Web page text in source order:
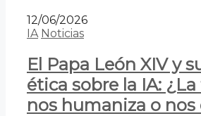
12/06/2026
IA Noticias
El Papa León XIV y
ética sobre la IA:
nos humaniza o